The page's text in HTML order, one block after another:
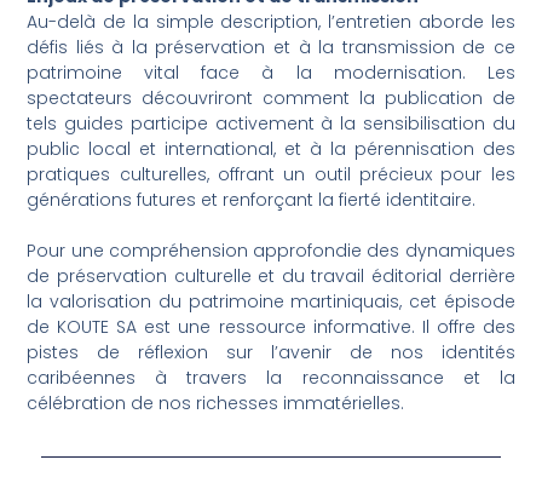
Au-delà de la simple description, l’entretien aborde les
défis liés à la préservation et à la transmission de ce
patrimoine vital face à la modernisation. Les
spectateurs découvriront comment la publication de
tels guides participe activement à la sensibilisation du
public local et international, et à la pérennisation des
pratiques culturelles, offrant un outil précieux pour les
générations futures et renforçant la fierté identitaire.
Pour une compréhension approfondie des dynamiques
de préservation culturelle et du travail éditorial derrière
la valorisation du patrimoine martiniquais, cet épisode
de KOUTE SA est une ressource informative. Il offre des
pistes de réflexion sur l’avenir de nos identités
caribéennes à travers la reconnaissance et la
célébration de nos richesses immatérielles.